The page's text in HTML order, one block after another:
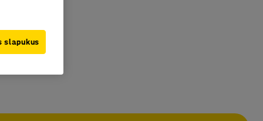
slapukus